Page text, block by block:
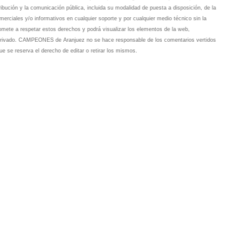
y la comunicación pública, incluida su modalidad de puesta a disposición, de la
y/o informativos en cualquier soporte y por cualquier medio técnico sin la
a respetar estos derechos y podrá visualizar los elementos de la web,
CAMPEONES de Aranjuez no se hace responsable de los comentarios vertidos
se reserva el derecho de editar o retirar los mismos.